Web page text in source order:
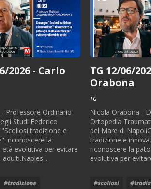
2026 - Carlo
- Professore Ordinario
Studi Federico
tradizione e
riconoscere la
età evolutiva per evitare
#tradizione
TG 12/06/
Orabona
TG
Nicola Orabona -
Ortopedia
del Mare di
tradizione e
riconoscere la
evolutiva per
#scoliosi